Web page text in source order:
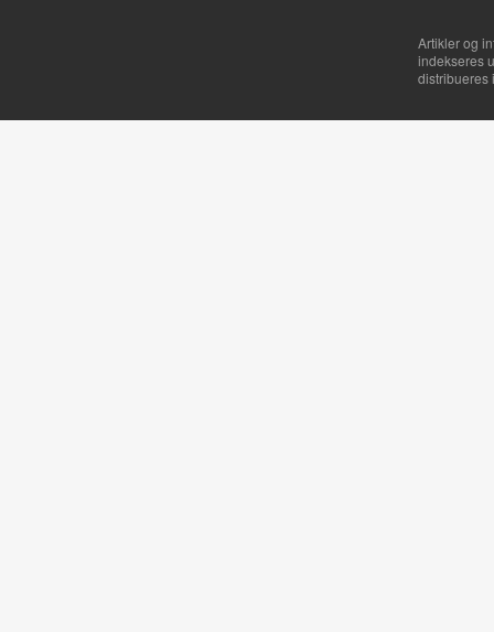
Artikler og
indekseres
distribueres